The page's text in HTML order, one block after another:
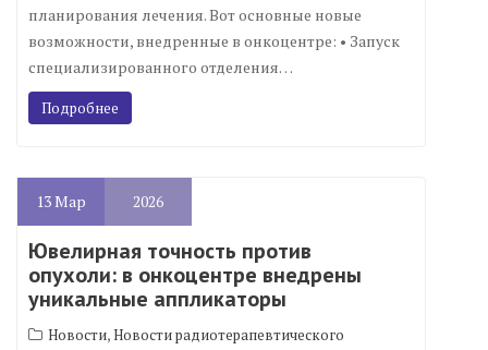
планирования лечения. Вот основные новые
возможности, внедренные в онкоцентре: • Запуск
специализированного отделения…
Подробнее
13Мар 2026
Ювелирная точность против
опухоли: в онкоцентре внедрены
уникальные аппликаторы
Новости,Новости радиотерапевтического